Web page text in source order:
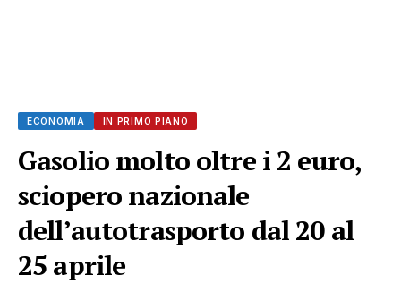
ECONOMIA IN PRIMO PIANO
Gasolio molto oltre i 2 euro,
sciopero nazionale
dell’autotrasporto dal 20 al
25 aprile